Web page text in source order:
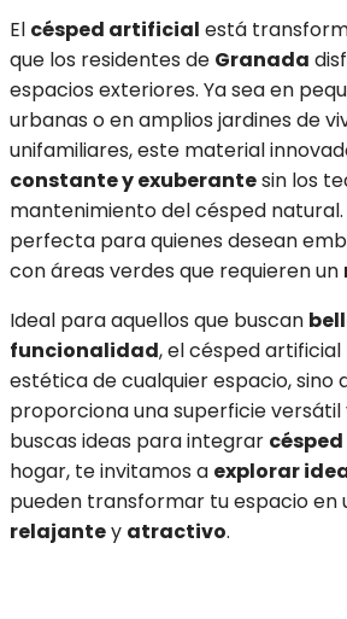
El césped artificial está
que los residentes de Granada
espacios exteriores. Ya sea en
urbanas o en amplios jardines de
unifamiliares, este material
constante y exuberantesin los
mantenimiento del césped natural.
perfecta para quienes desean
con áreas verdes que requieren un
Ideal para aquellos que buscan
funcionalidad, el césped
estética de cualquier espacio, sino
proporciona una superficie versátil
buscas ideas para integrar
hogar, te invitamos a explorar
pueden transformar tu espacio en
relajantey atractivo.